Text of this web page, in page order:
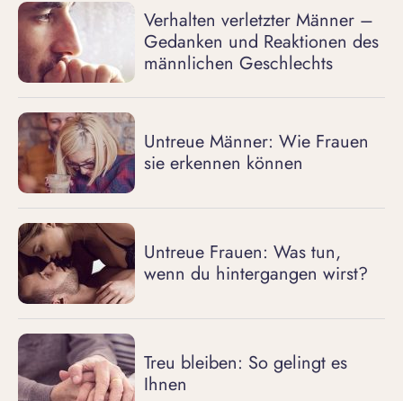
Verhalten verletzter Männer –
Gedanken und Reaktionen des
männlichen Geschlechts
Untreue Männer: Wie Frauen
sie erkennen können
Untreue Frauen: Was tun,
wenn du hintergangen wirst?
Treu bleiben: So gelingt es
Ihnen